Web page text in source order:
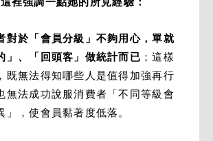
對於「會員分級」不夠用心，單就
」、「回頭客」做統計而已 ；這樣
既無法得知哪些人是值得加強再行
無法成功說服消費者「不同等級會
」，使會員黏著度低落。